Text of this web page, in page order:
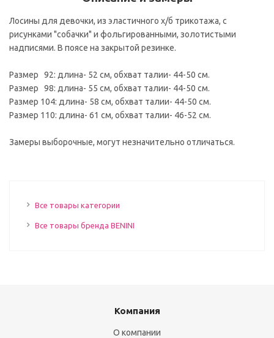
Лосины для девочки, из эластичного х/б трикотажа, с
рисунками "собачки" и фольгированными, золотистыми
надписями. В поясе на закрытой резинке.
Размер 92: длина- 52 см, обхват талии- 44-50 см.
Размер 98: длина- 55 см, обхват талии- 44-50 см.
Размер 104: длина- 58 см, обхват талии- 44-50 см.
Размер 110: длина- 61 см, обхват талии- 46-52 см.
Замеры выборочные, могут незначительно отличаться.
Все товары категории
Все товары бренда BENINI
Компания
О компании